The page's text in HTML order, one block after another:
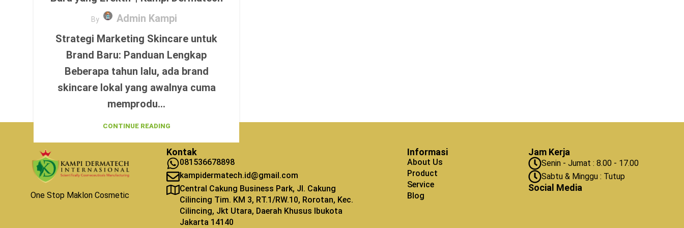
By
Admin Kampi
Strategi Marketing Skincare untuk
Brand Baru: Panduan Lengkap
Beberapa tahun lalu, ada brand
skincare lokal yang awalnya cuma
memprodu...
CONTINUE READING
One Stop Maklon Cosmetic
Kontak
081536678898
kampidermatech.id@gmail.com
Central Cakung Business Park, Jl. Cakung
Cilincing Tim. KM 3, RT.1/RW.10, Rorotan, Kec.
Cilincing, Jkt Utara, Daerah Khusus Ibukota
Jakarta 14140
Informasi
About Us
Product
Service
Blog
Jam Kerja
Senin - Jumat : 8.00 - 17.00
Sabtu & Minggu : Tutup
Social Media